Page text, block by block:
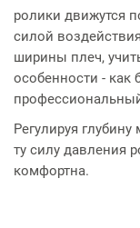
ролики движутся
силой
ширины плеч,
особенности - как
Регулируя
ту силу давления
комфортна.